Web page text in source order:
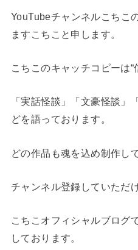
YouTubeチャンネルこちこ
ますこちこと申します。
こちこのキャッチコピーは“
「実話怪談」「文豪怪談」
どを語っております。
どの作品も魂を込め制作し
チャンネル登録していただ
こちこオフィシャルブログ
しております。